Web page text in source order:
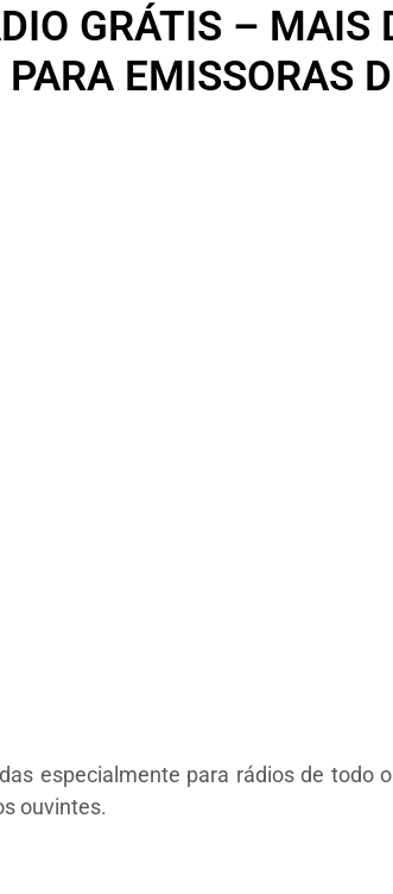
GRÁTIS – MAIS
PARA EMISSORAS
especialmente para rádios de todo
ouvintes.